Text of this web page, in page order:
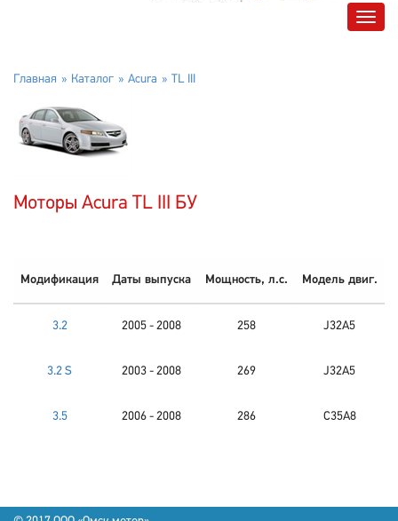
Главная Каталог Acura TL III
Моторы Acura TL III БУ
Модификация Даты выпуска Мощность, л.с. Модель двиг.
3.2 2005 - 2008 258 J32A5
3.2 S 2003 - 2008 269 J32A5
3.5 2006 - 2008 286 C35A8